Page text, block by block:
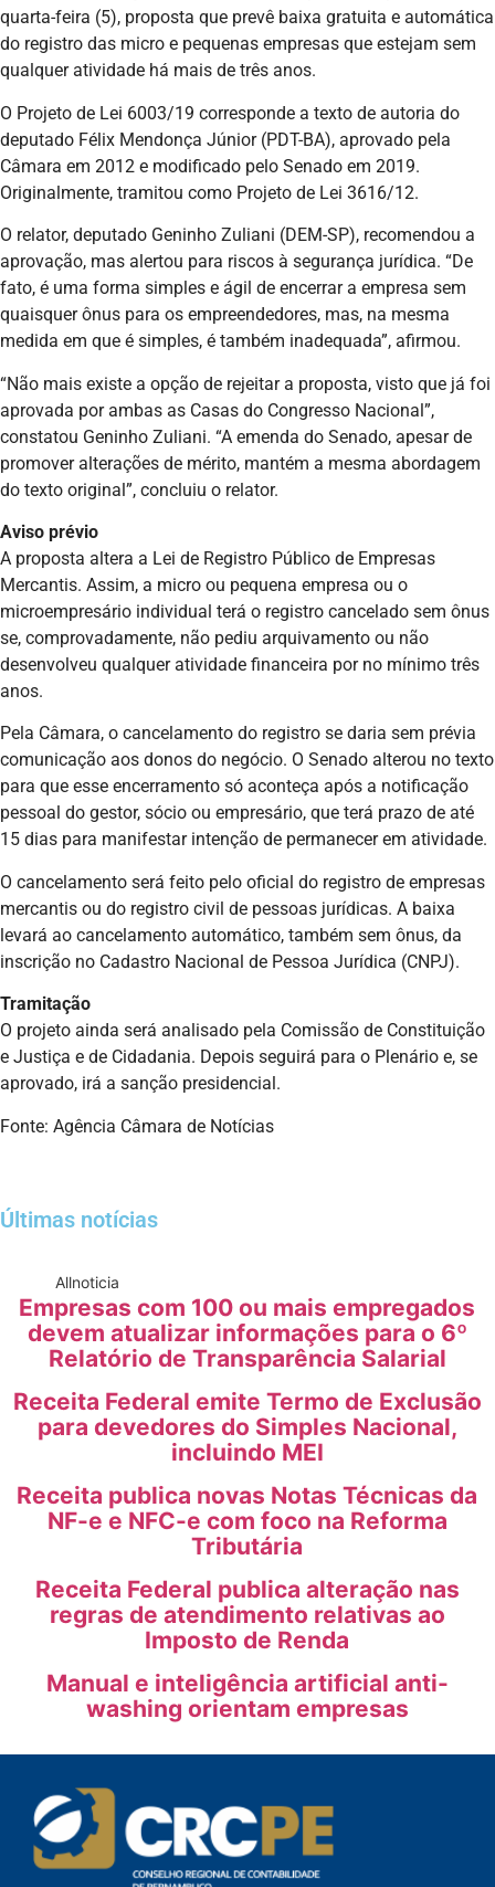
quarta-feira (5), proposta que prevê baixa gratuita e automática
do registro das micro e pequenas empresas que estejam sem
qualquer atividade há mais de três anos.
O Projeto de Lei 6003/19 corresponde a texto de autoria do
deputado Félix Mendonça Júnior (PDT-BA), aprovado pela
Câmara em 2012 e modificado pelo Senado em 2019.
Originalmente, tramitou como Projeto de Lei 3616/12.
O relator, deputado Geninho Zuliani (DEM-SP), recomendou a
aprovação, mas alertou para riscos à segurança jurídica. “De
fato, é uma forma simples e ágil de encerrar a empresa sem
quaisquer ônus para os empreendedores, mas, na mesma
medida em que é simples, é também inadequada”, afirmou.
“Não mais existe a opção de rejeitar a proposta, visto que já foi
aprovada por ambas as Casas do Congresso Nacional”,
constatou Geninho Zuliani. “A emenda do Senado, apesar de
promover alterações de mérito, mantém a mesma abordagem
do texto original”, concluiu o relator.
Aviso prévio
A proposta altera a Lei de Registro Público de Empresas
Mercantis. Assim, a micro ou pequena empresa ou o
microempresário individual terá o registro cancelado sem ônus
se, comprovadamente, não pediu arquivamento ou não
desenvolveu qualquer atividade financeira por no mínimo três
anos.
Pela Câmara, o cancelamento do registro se daria sem prévia
comunicação aos donos do negócio. O Senado alterou no texto
para que esse encerramento só aconteça após a notificação
pessoal do gestor, sócio ou empresário, que terá prazo de até
15 dias para manifestar intenção de permanecer em atividade.
O cancelamento será feito pelo oficial do registro de empresas
mercantis ou do registro civil de pessoas jurídicas. A baixa
levará ao cancelamento automático, também sem ônus, da
inscrição no Cadastro Nacional de Pessoa Jurídica (CNPJ).
Tramitação
O projeto ainda será analisado pela Comissão de Constituição
e Justiça e de Cidadania. Depois seguirá para o Plenário e, se
aprovado, irá a sanção presidencial.
Fonte: Agência Câmara de Notícias
Últimas notícias
Allnoticia
Empresas com 100 ou mais empregados
devem atualizar informações para o 6º
Relatório de Transparência Salarial
Receita Federal emite Termo de Exclusão
para devedores do Simples Nacional,
incluindo MEI
Receita publica novas Notas Técnicas da
NF-e e NFC-e com foco na Reforma
Tributária
Receita Federal publica alteração nas
regras de atendimento relativas ao
Imposto de Renda
Manual e inteligência artificial anti-
washing orientam empresas